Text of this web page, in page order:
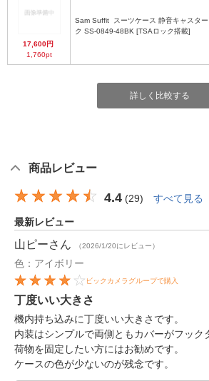
17,600円
1,760pt
Sam Suffit
ク SS-0849-48BK [TSAロック搭載]
詳しく比較する
商品レビュー
4.4 (29) すべて見る
最新レビュー
山ピーさん （2026/1/20にレビュー）
色：アイボリー
ビックカメラグループで購入
丁度いい大きさ
機内持ち込みに丁度いい大きさです。
内装はシンプルで両側ともカバーがフック
荷物を固定したい方にはお勧めです。
ケースの色が少ないのが残念です。